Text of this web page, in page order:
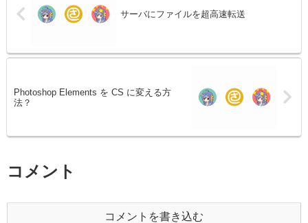
サーバにファイルを超高速転送
Photoshop Elements を CS に変える方
法？
コメント
コメントを書き込む